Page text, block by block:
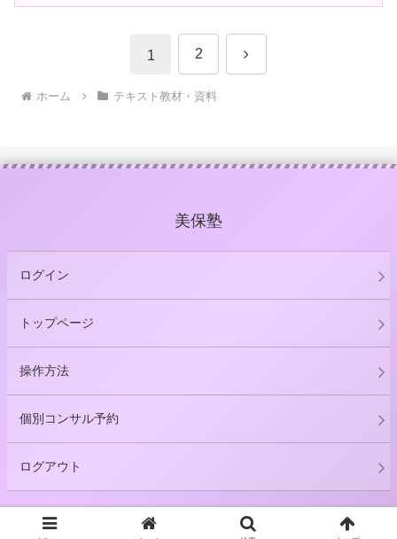
1 2 次
ホーム テキスト教材・資料
美保塾
ログイン
トップページ
操作方法
個別コンサル予約
ログアウト